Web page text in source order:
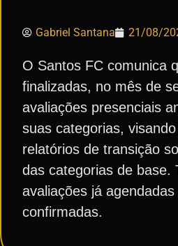
Gabriel Santana 21/08/
O Santos FC comunica
finalizadas, no mês de
avaliações presenciais
suas categorias,
relatórios de transição
das categorias de base.
avaliações já
confirmadas.